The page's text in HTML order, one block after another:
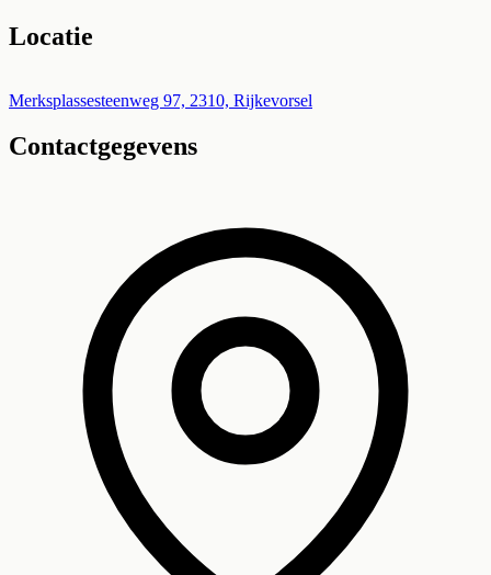
Locatie
+
−
Merksplassesteenweg 97, 2310, Rijkevorsel
Contactgegevens